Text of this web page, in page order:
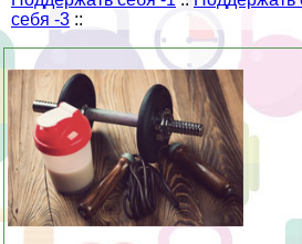
себя -3 ::